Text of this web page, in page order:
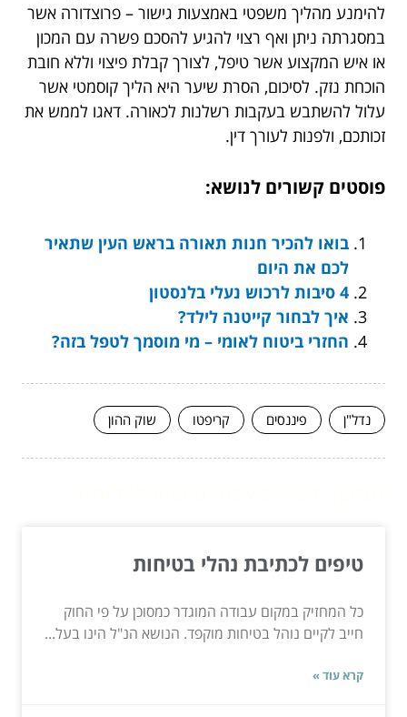
להימנע מהליך משפטי באמצעות גישור – פרוצדורה אשר
במסגרתה ניתן ואף רצוי להגיע להסכם פשרה עם המכון
או איש המקצוע אשר טיפל, לצורך קבלת פיצוי וללא חובת
הוכחת נזק. לסיכום, הסרת שיער היא הליך קוסמטי אשר
עלול להשתבש בעקבות רשלנות לכאורה. דאגו לממש את
זכותכם, ולפנות לעורך דין.
פוסטים קשורים לנושא:
בואו להכיר חנות תאורה בראש העין שתאיר
לכם את היום
4 סיבות לרכוש נעלי בלנסטון
איך לבחור קייטנה לילד?
החזרי ביטוח לאומי – מי מוסמך לטפל בזה?
נדל"ן פיננסים קריפטו שוק ההון
טיפים לכתיבת נהלי בטיחות
כל המחזיק במקום עבודה המוגדר כמסוכן על פי החוק
חייב לקיים נוהל בטיחות מוקפד. הנושא הנ"ל הינו בעל...
קרא עוד »